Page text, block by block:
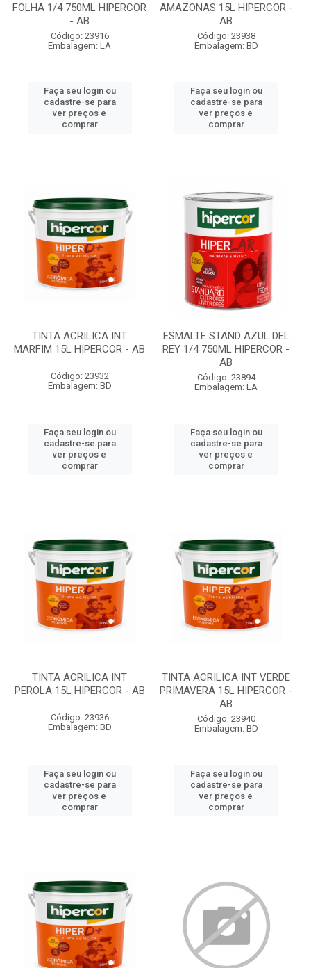
FOLHA 1/4 750ML HIPERCOR
- AB
Código: 23916
Embalagem: LA
Faça seu login ou
cadastre-se para
ver preços e
comprar
AMAZONAS 15L HIPERCOR -
AB
Código: 23938
Embalagem: BD
Faça seu login ou
cadastre-se para
ver preços e
comprar
TINTA ACRILICA INT
MARFIM 15L HIPERCOR - AB
Código: 23932
Embalagem: BD
Faça seu login ou
cadastre-se para
ver preços e
comprar
ESMALTE STAND AZUL DEL
REY 1/4 750ML HIPERCOR -
AB
Código: 23894
Embalagem: LA
Faça seu login ou
cadastre-se para
ver preços e
comprar
TINTA ACRILICA INT
PEROLA 15L HIPERCOR - AB
Código: 23936
Embalagem: BD
Faça seu login ou
cadastre-se para
ver preços e
comprar
TINTA ACRILICA INT VERDE
PRIMAVERA 15L HIPERCOR -
AB
Código: 23940
Embalagem: BD
Faça seu login ou
cadastre-se para
ver preços e
comprar